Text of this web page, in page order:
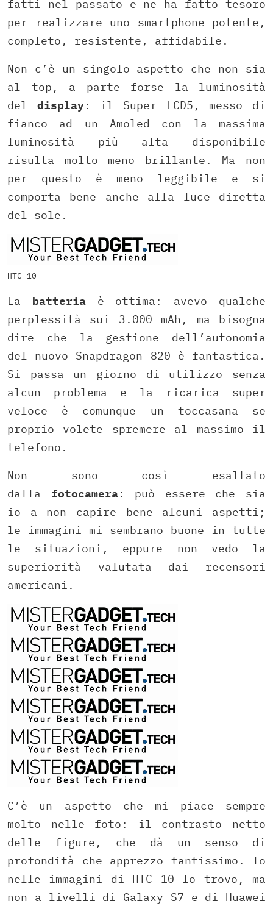
fatti nel passato e ne ha fatto tesoro
per realizzare uno smartphone potente,
completo, resistente, affidabile.
Non c’è un singolo aspetto che non sia
al top, a parte forse la luminosità
del display: il Super LCD5, messo di
fianco ad un Amoled con la massima
luminosità più alta disponibile
risulta molto meno brillante. Ma non
per questo è meno leggibile e si
comporta bene anche alla luce diretta
del sole.
HTC 10
La batteriaè ottima: avevo qualche
perplessità sui 3.000 mAh, ma bisogna
dire che la gestione dell’autonomia
del nuovo Snapdragon 820 è fantastica.
Si passa un giorno di utilizzo senza
alcun problema e la ricarica super
veloce è comunque un toccasana se
proprio volete spremere al massimo il
telefono.
Non sono così esaltato
dalla fotocamera: può essere che sia
io a non capire bene alcuni aspetti;
le immagini mi sembrano buone in tutte
le situazioni, eppure non vedo la
superiorità valutata dai recensori
americani.
C’è un aspetto che mi piace sempre
molto nelle foto: il contrasto netto
delle figure, che dà un senso di
profondità che apprezzo tantissimo. Io
nelle immagini di HTC 10 lo trovo, ma
non a livelli di Galaxy S7 e di Huawei